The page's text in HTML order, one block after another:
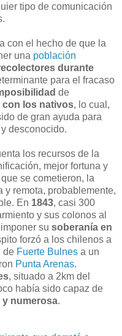
tipo de comunicación
con el hecho de que la
una población
durante
para el fracaso
de
con los nativos, lo cual,
de gran ayuda para
desconocido.
los recursos de la
mejor fortuna y
se cometieron, la
y remota, probablemente,
En 1843, casi 300
y sus colonos al
su soberanía en
forzó a los chilenos a
de Fuerte Bulnes a un
Punta Arenas.
, situado a 2km del
había sido capaz de
numerosa.